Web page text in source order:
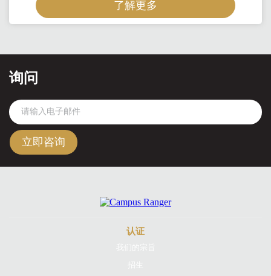
了解更多
询问
认证
我们的宗旨